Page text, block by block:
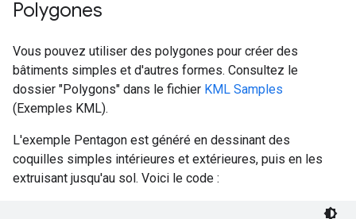
Polygones
Vous pouvez utiliser des polygones pour créer des
bâtiments simples et d'autres formes. Consultez le
dossier "Polygons" dans le fichier KML Samples
(Exemples KML).
L'exemple Pentagon est généré en dessinant des
coquilles simples intérieures et extérieures, puis en les
extruisant jusqu'au sol. Voici le code :